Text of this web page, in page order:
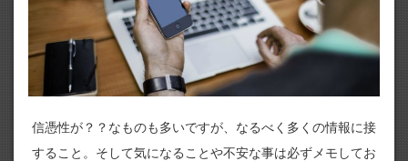
信憑性が？？なものも多いですが、なるべく多くの情報に接
すること。そして気になることや不安な事は必ずメモしてお